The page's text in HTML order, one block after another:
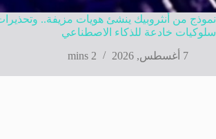
نموذج من أنثروبيك ينشئ هويات مزيفة..
سلوكيات خادعة للذكاء الاصطناعي
7 أغسطس, 2026
2 mins